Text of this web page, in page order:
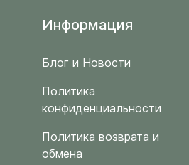
Информация
Блог и Новости
Политика
конфиденциальности
Политика возврата и
обмена